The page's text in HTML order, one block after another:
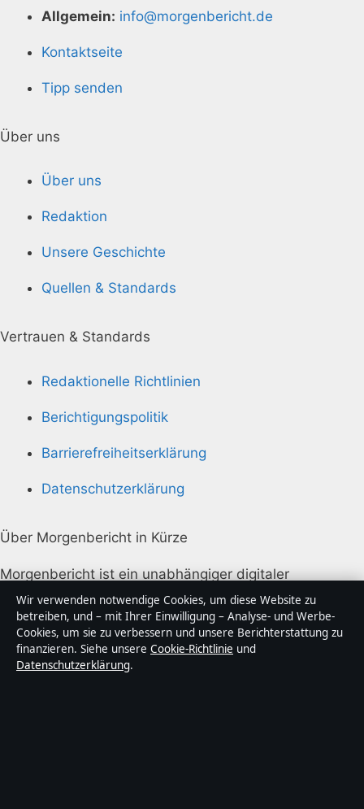
Allgemein: info@morgenbericht.de
Kontaktseite
Tipp senden
Über uns
Über uns
Redaktion
Unsere Geschichte
Quellen & Standards
Vertrauen & Standards
Redaktionelle Richtlinien
Berichtigungspolitik
Barrierefreiheitserklärung
Datenschutzerklärung
Über Morgenbericht in Kürze
Morgenbericht ist ein unabhängiger digitaler
Nachrichtenanbieter mit Fokus auf Politik, Wirtschaft,
Technik und Gesellschaft in Deutschland. Jeder Artikel
trägt eine Byline, wird von einem Redakteur geprüft
und vor der Veröffentlichung faktengecheckt.
Wir verwenden notwendige Cookies, um diese Website zu
betreiben, und – mit Ihrer Einwilligung – Analyse- und Werbe-
Cookies, um sie zu verbessern und unsere Berichterstattung zu
finanzieren. Siehe unsere Cookie-Richtlinie und
Datenschutzerklärung.